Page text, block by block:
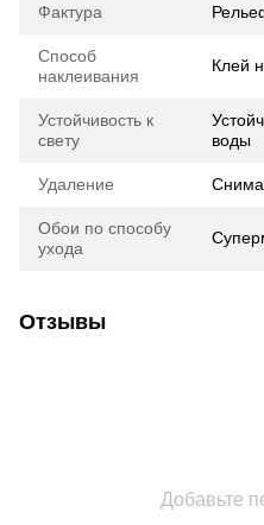
Фактура
Способ
наклеивания
Клей
Устойчивость к
свету
воды
Удаление
Обои по способу
ухода
Отзывы
Добавьте